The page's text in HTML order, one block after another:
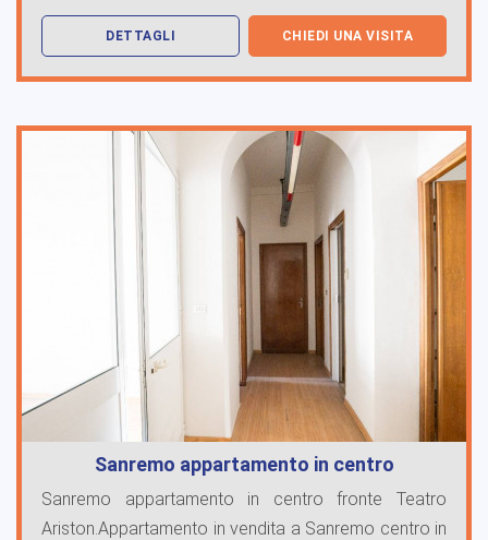
DETTAGLI CHIEDI UNA VISITA
Sanremo appartamento in centro
Sanremo appartamento in centro fronte Teatro
Ariston.Appartamento in vendita a Sanremo centro in